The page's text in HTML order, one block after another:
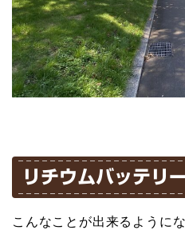
リチウムバッテリ
こんなことが出来るように